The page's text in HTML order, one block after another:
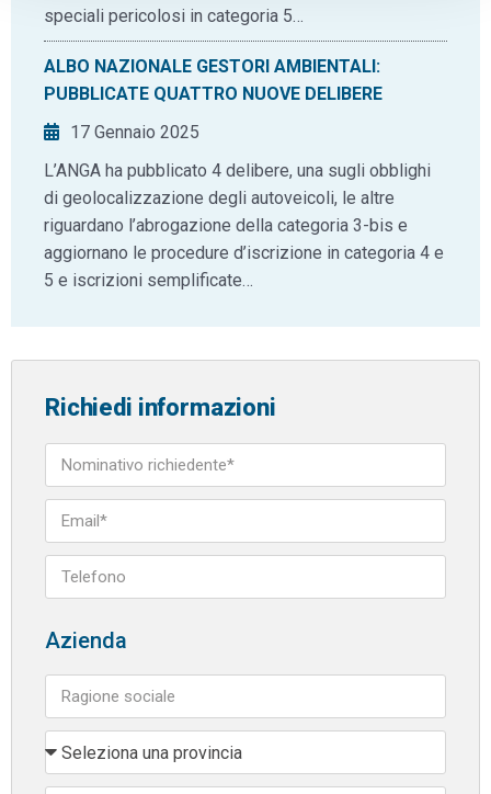
speciali pericolosi in categoria 5…
ALBO NAZIONALE GESTORI AMBIENTALI:
PUBBLICATE QUATTRO NUOVE DELIBERE
17 Gennaio 2025
L’ANGA ha pubblicato 4 delibere, una sugli obblighi
di geolocalizzazione degli autoveicoli, le altre
riguardano l’abrogazione della categoria 3-bis e
aggiornano le procedure d’iscrizione in categoria 4 e
5 e iscrizioni semplificate…
Richiedi informazioni
Azienda